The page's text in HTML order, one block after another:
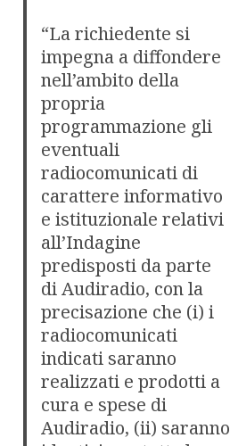
“La richiedente si
impegna a diffondere
nell’ambito della
propria
programmazione gli
eventuali
radiocomunicati di
carattere informativo
e istituzionale relativi
all’Indagine
predisposti da parte
di Audiradio, con la
precisazione che (i) i
radiocomunicati
indicati saranno
realizzati e prodotti a
cura e spese di
Audiradio, (ii) saranno